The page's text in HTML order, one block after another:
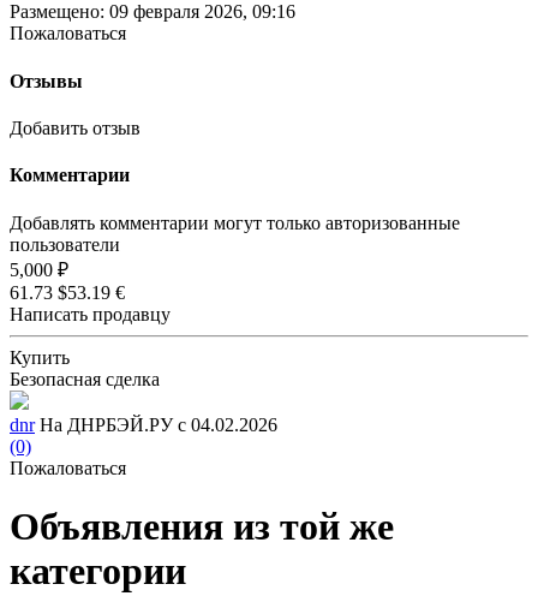
Размещено: 09 февраля 2026, 09:16
Пожаловаться
Отзывы
Добавить отзыв
Комментарии
Добавлять комментарии могут только авторизованные
пользователи
5,000 ₽
61.73 $53.19 €
Написать продавцу
Купить
Безопасная сделка
dnr На ДНРБЭЙ.РУ с 04.02.2026
(0)
Пожаловаться
Объявления из той же
категории